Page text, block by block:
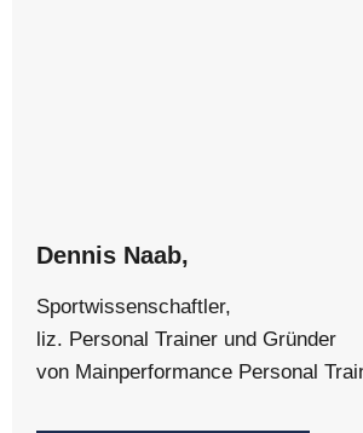
Dennis Naab,
Sportwissenschaftler,
liz. Personal Trainer und Gründer
von Mainperformance Personal